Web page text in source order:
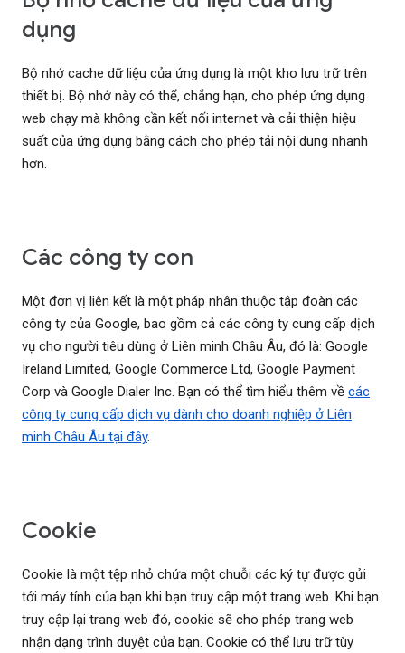
dụng
Bộ nhớ cache dữ liệu của ứng dụng là một kho lưu trữ trên
thiết bị. Bộ nhớ này có thể, chẳng hạn, cho phép ứng dụng
web chạy mà không cần kết nối internet và cải thiện hiệu
suất của ứng dụng bằng cách cho phép tải nội dung nhanh
hơn.
Các công ty con
Một đơn vị liên kết là một pháp nhân thuộc tập đoàn các
công ty của Google, bao gồm cả các công ty cung cấp dịch
vụ cho người tiêu dùng ở Liên minh Châu Âu, đó là: Google
Ireland Limited, Google Commerce Ltd, Google Payment
Corp và Google Dialer Inc. Bạn có thể tìm hiểu thêm về các
công ty cung cấp dịch vụ dành cho doanh nghiệp ở Liên
minh Châu Âu tại đây.
Cookie
Cookie là một tệp nhỏ chứa một chuỗi các ký tự được gửi
tới máy tính của bạn khi bạn truy cập một trang web. Khi bạn
truy cập lại trang web đó, cookie sẽ cho phép trang web
nhận dạng trình duyệt của bạn. Cookie có thể lưu trữ tùy